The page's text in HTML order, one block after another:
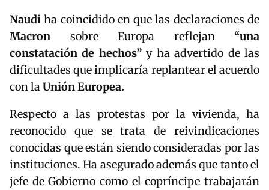
Naudi ha coincidido en que las declaraciones de
Macron sobre Europa reflejan “una
constatación de hechos”y ha advertido de las
dificultades que implicaría replantear el acuerdo
con la Unión Europea.
Respecto a las protestas por la vivienda, ha
reconocido que se trata de reivindicaciones
conocidas que están siendo consideradas por las
instituciones. Ha asegurado además que tanto el
jefe de Gobierno como el copríncipe trabajarán